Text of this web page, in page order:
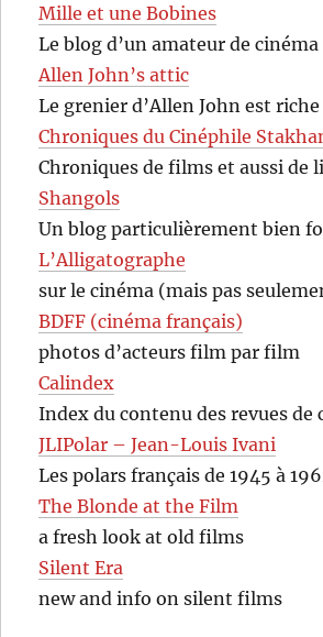
Mille et une Bobines
Le blog d’un amateur de cinéma
Allen John’s attic
Le grenier d’Allen John est
Chroniques du Cinéphile
Chroniques de films et aussi de
Shangols
Un blog particulièrement bien
L’Alligatographe
sur le cinéma (mais pas
BDFF (cinéma français)
photos d’acteurs film par film
Calindex
Index du contenu des revues de
JLIPolar – Jean-Louis Ivani
Les polars français de 1945 à
The Blonde at the Film
a fresh look at old films
Silent Era
new and info on silent films